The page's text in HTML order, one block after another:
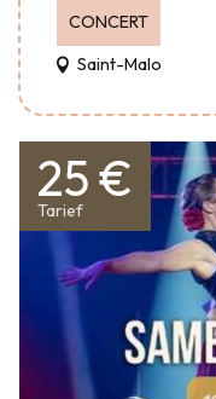
CONCERT
Saint-Malo
25 €
Tarief